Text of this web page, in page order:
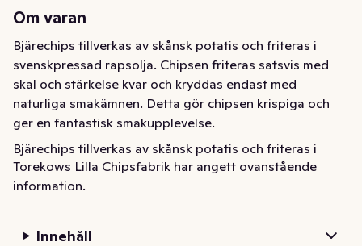
Om varan
Bjärechips tillverkas av skånsk potatis och friteras i
svenskpressad rapsolja. Chipsen friteras satsvis med
skal och stärkelse kvar och kryddas endast med
naturliga smakämnen. Detta gör chipsen krispiga och
ger en fantastisk smakupplevelse.
Bjärechips tillverkas av skånsk potatis och friteras i
svenskpressad rapsolja. Chipsen friteras satsvis med
skal och stärkelse kvar och kryddas endast med
Torekows Lilla Chipsfabrik har angett ovanstående
information.
Innehåll